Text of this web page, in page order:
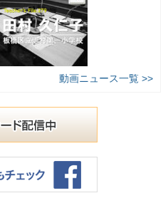
動画ニュース一覧 >>